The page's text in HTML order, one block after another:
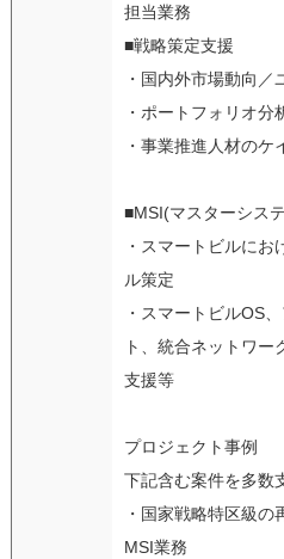
担当業務
■戦略策定支援
・国内外市場動向
・ポートフォリオ
・事業推進人材の
■MSI(マスターシス
・スマートビルに
ル策定
・スマートビルOS
ト、統合ネットワー
支援等
プロジェクト事例
下記含む案件を多数
・国家戦略特区級の
MSI業務